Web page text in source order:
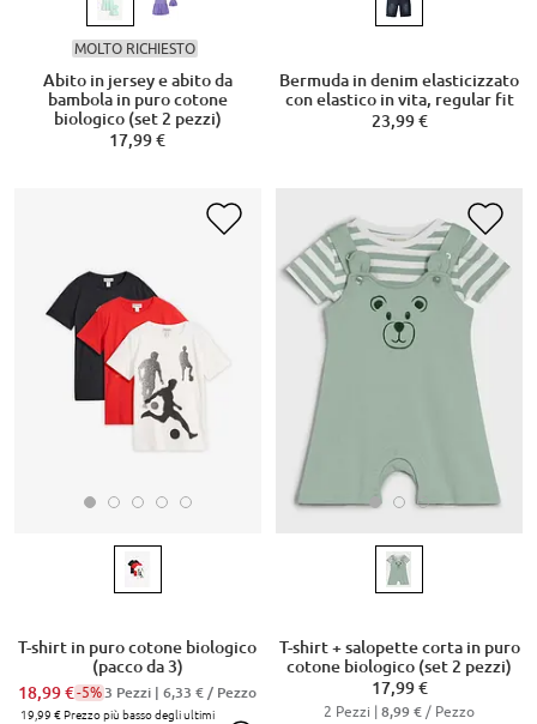
MOLTO RICHIESTO
Abito in jersey e abito da
bambola in puro cotone
biologico (set 2 pezzi)
17,99 €
Bermuda in denim elasticizzato
con elastico in vita, regular fit
23,99 €
T-shirt in puro cotone biologico
(pacco da 3)
18,99 €-5% 3 Pezzi |6,33 € / Pezzo
19,99 €Prezzo più basso degli ultimi
T-shirt + salopette corta in puro
cotone biologico (set 2 pezzi)
17,99 €
2 Pezzi | 8,99 € / Pezzo